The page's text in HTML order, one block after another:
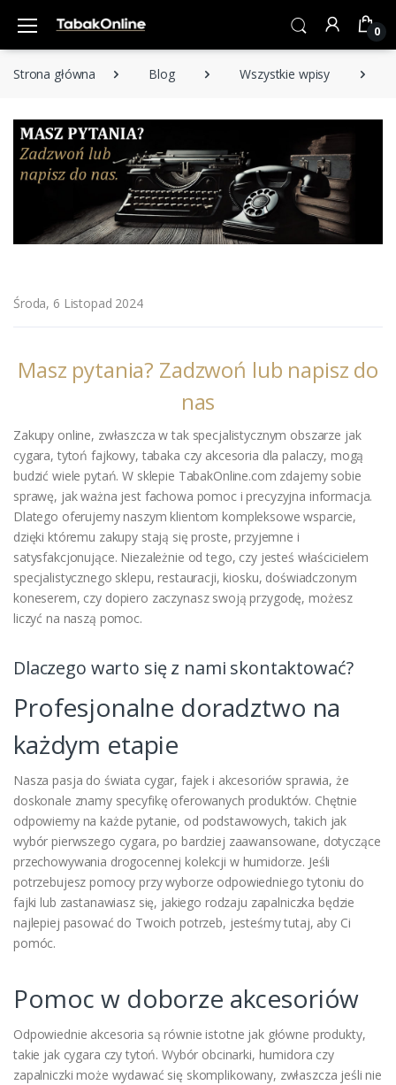
0
Strona główna Blog Wszystkie wpisy
Środa, 6 Listopad 2024
Masz pytania? Zadzwoń lub napisz do
nas
Zakupy online, zwłaszcza w tak specjalistycznym obszarze jak
cygara, tytoń fajkowy, tabaka czy akcesoria dla palaczy, mogą
budzić wiele pytań. W sklepie TabakOnline.com zdajemy sobie
sprawę, jak ważna jest fachowa pomoc i precyzyjna informacja.
Dlatego oferujemy naszym klientom kompleksowe wsparcie,
dzięki któremu zakupy stają się proste, przyjemne i
satysfakcjonujące. Niezależnie od tego, czy jesteś właścicielem
specjalistycznego sklepu, restauracji, kiosku, doświadczonym
koneserem, czy dopiero zaczynasz swoją przygodę, możesz
liczyć na naszą pomoc.
Dlaczego warto się z nami skontaktować?
Profesjonalne doradztwo na
każdym etapie
Nasza pasja do świata cygar, fajek i akcesoriów sprawia, że
doskonale znamy specyfikę oferowanych produktów. Chętnie
odpowiemy na każde pytanie, od podstawowych, takich jak
wybór pierwszego cygara, po bardziej zaawansowane, dotyczące
przechowywania drogocennej kolekcji w humidorze. Jeśli
potrzebujesz pomocy przy wyborze odpowiedniego tytoniu do
fajki lub zastanawiasz się, jakiego rodzaju zapalniczka będzie
najlepiej pasować do Twoich potrzeb, jesteśmy tutaj, aby Ci
pomóc.
Pomoc w doborze akcesoriów
Odpowiednie akcesoria są równie istotne jak główne produkty,
takie jak cygara czy tytoń. Wybór obcinarki, humidora czy
zapalniczki może wydawać się skomplikowany, zwłaszcza jeśli nie